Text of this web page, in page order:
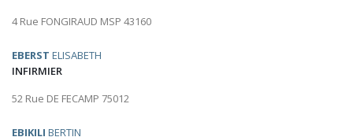
4 Rue FONGIRAUD MSP 43160
EBERST ELISABETH
INFIRMIER
52 Rue DE FECAMP 75012
EBIKILI BERTIN